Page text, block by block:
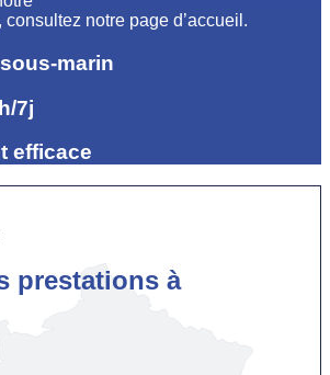
, consultez notre page d’accueil.
marin
7j
efficace
prestations à